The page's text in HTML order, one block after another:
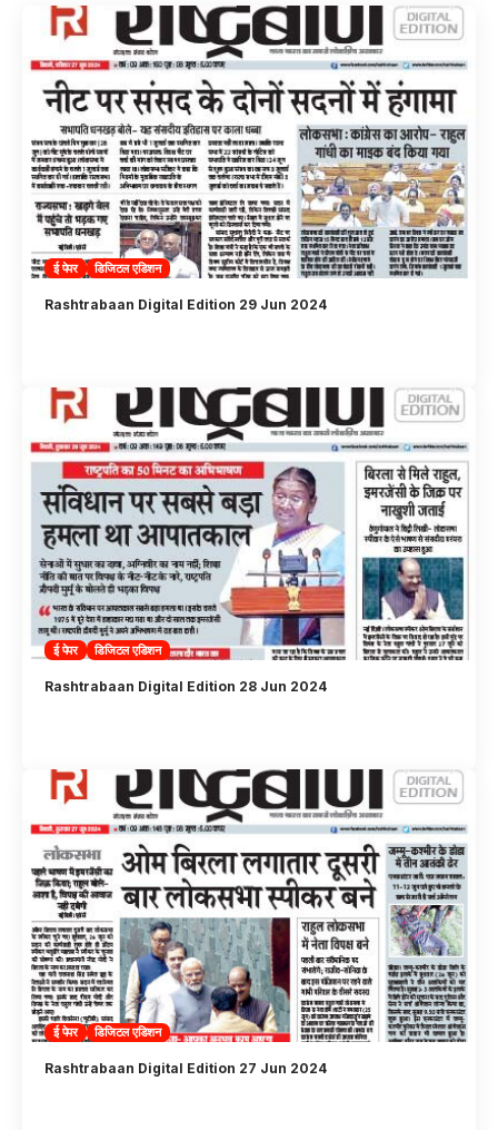
ई पेपर डिजिटल एडिशन
Rashtrabaan Digital Edition 29 Jun 2024
ई पेपर डिजिटल एडिशन
Rashtrabaan Digital Edition 28 Jun 2024
ई पेपर डिजिटल एडिशन
Rashtrabaan Digital Edition 27 Jun 2024